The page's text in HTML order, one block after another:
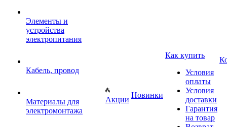
Элементы и
устройства
электропитания
Кабель, провод
Материалы для
электромонтажа
Акции
Новинки
Как купить
Условия
оплаты
Условия
доставки
Гарантия
на товар